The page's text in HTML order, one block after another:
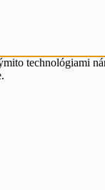
technológiami